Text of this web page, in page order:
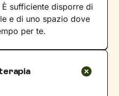
sufficiente disporre di
e di uno spazio dove
per te.